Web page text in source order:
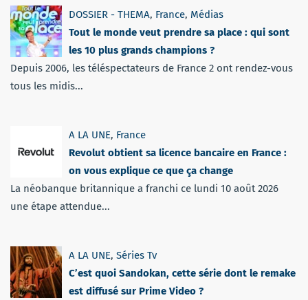
DOSSIER - THEMA, France, Médias
Tout le monde veut prendre sa place : qui sont
les 10 plus grands champions ?
Depuis 2006, les téléspectateurs de France 2 ont rendez-vous
tous les midis...
A LA UNE, France
Revolut obtient sa licence bancaire en France :
on vous explique ce que ça change
La néobanque britannique a franchi ce lundi 10 août 2026
une étape attendue...
A LA UNE, Séries Tv
C’est quoi Sandokan, cette série dont le remake
est diffusé sur Prime Video ?